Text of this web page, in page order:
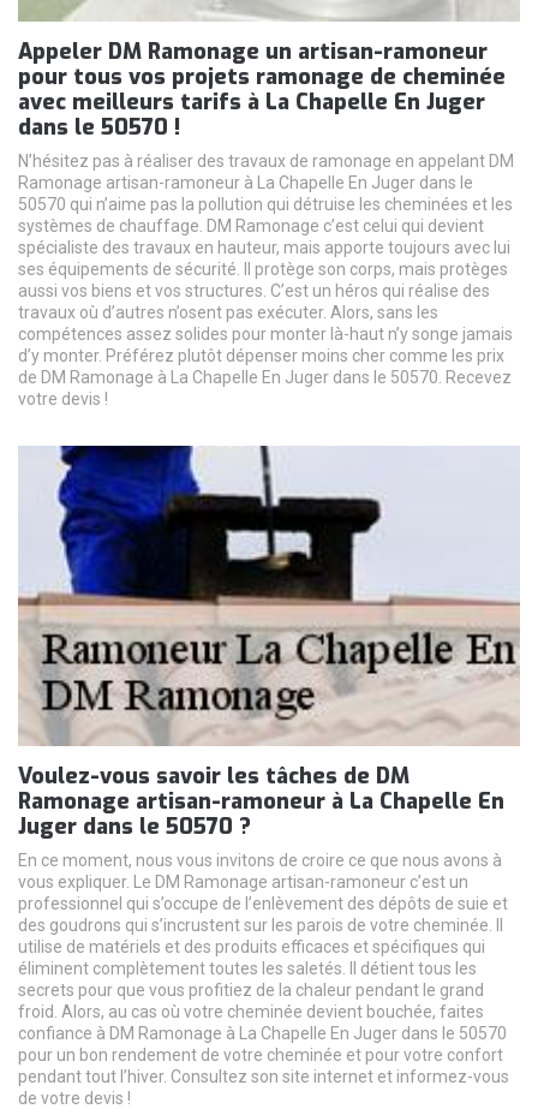
Appeler DM Ramonage un artisan-ramoneur
pour tous vos projets ramonage de cheminée
avec meilleurs tarifs à La Chapelle En Juger
dans le 50570 !
N’hésitez pas à réaliser des travaux de ramonage en appelant DM
Ramonage artisan-ramoneur à La Chapelle En Juger dans le
50570 qui n’aime pas la pollution qui détruise les cheminées et les
systèmes de chauffage. DM Ramonage c’est celui qui devient
spécialiste des travaux en hauteur, mais apporte toujours avec lui
ses équipements de sécurité. Il protège son corps, mais protèges
aussi vos biens et vos structures. C’est un héros qui réalise des
travaux où d’autres n’osent pas exécuter. Alors, sans les
compétences assez solides pour monter là-haut n’y songe jamais
d’y monter. Préférez plutôt dépenser moins cher comme les prix
de DM Ramonage à La Chapelle En Juger dans le 50570. Recevez
votre devis !
Voulez-vous savoir les tâches de DM
Ramonage artisan-ramoneur à La Chapelle En
Juger dans le 50570 ?
En ce moment, nous vous invitons de croire ce que nous avons à
vous expliquer. Le DM Ramonage artisan-ramoneur c’est un
professionnel qui s’occupe de l’enlèvement des dépôts de suie et
des goudrons qui s’incrustent sur les parois de votre cheminée. Il
utilise de matériels et des produits efficaces et spécifiques qui
éliminent complètement toutes les saletés. Il détient tous les
secrets pour que vous profitiez de la chaleur pendant le grand
froid. Alors, au cas où votre cheminée devient bouchée, faites
confiance à DM Ramonage à La Chapelle En Juger dans le 50570
pour un bon rendement de votre cheminée et pour votre confort
pendant tout l’hiver. Consultez son site internet et informez-vous
de votre devis !